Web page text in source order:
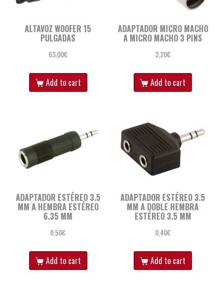
ALTAVOZ WOOFER 15
PULGADAS
63,00€
Add to cart
ADAPTADOR MICRO MACHO
A MICRO MACHO 3 PINS
3,20€
Add to cart
ADAPTADOR ESTÉREO 3.5
MM A HEMBRA ESTÉREO
6.35 MM
0,50€
Add to cart
ADAPTADOR ESTÉREO 3.5
MM A DOBLE HEMBRA
ESTÉREO 3.5 MM
0,40€
Add to cart